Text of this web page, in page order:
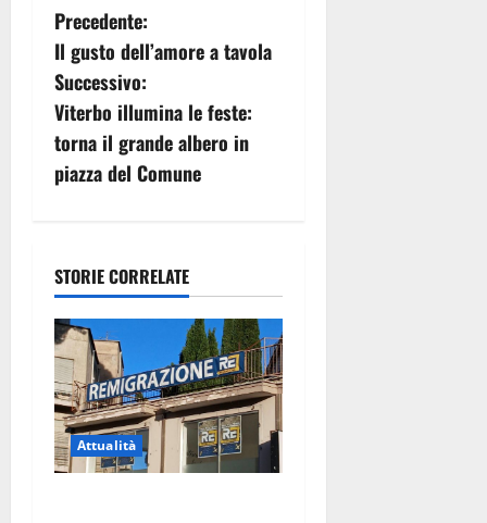
N
a
v
i
z
i
o
n
e
Precedente:
Il gusto dell’amore a tavola
Successivo:
Viterbo illumina le feste:
torna il grande albero in
piazza del Comune
STORIE CORRELATE
Attualità